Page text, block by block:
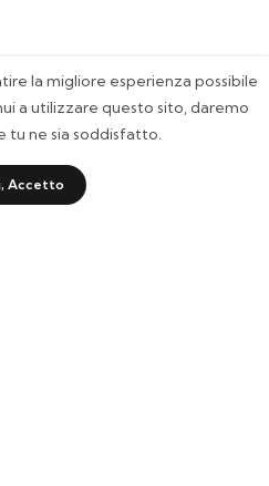
la migliore esperienza possibile
a utilizzare questo sito, daremo
tu ne sia soddisfatto.
Accetto